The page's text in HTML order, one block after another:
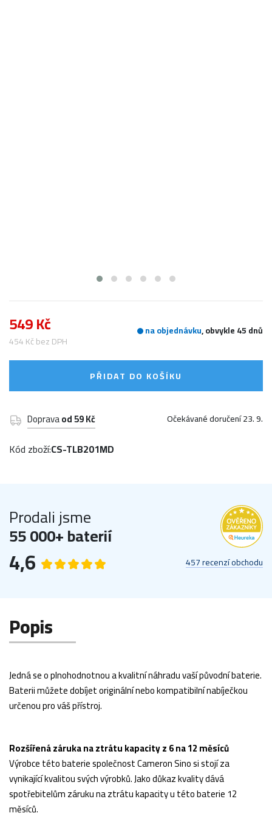
549 Kč
454 Kč bez DPH
na objednávku, obvykle 45 dnů
PŘIDAT DO KOŠÍKU
Dopravaod 59 Kč Očekávané doručení 23. 9.
Kód zboží:CS-TLB201MD
Prodali jsme
55 000+ baterií
4,6 457 recenzí obchodu
Popis
Jedná se o plnohodnotnou a kvalitní náhradu vaší původní baterie.
Baterii můžete dobíjet originální nebo kompatibilní nabíječkou
určenou pro váš přístroj.
Rozšířená záruka na ztrátu kapacity z 6 na 12 měsíců
Výrobce této baterie společnost Cameron Sino si stojí za
vynikající kvalitou svých výrobků. Jako důkaz kvality dává
spotřebitelům záruku na ztrátu kapacity u této baterie 12
měsíců.